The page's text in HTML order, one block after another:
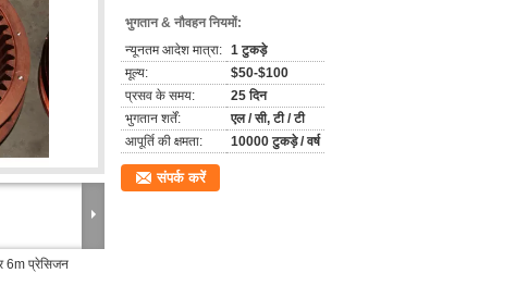
6m प्रेसिजन
भुगतान & नौवहन नियमों:
न्यूनतम आदेश मात्रा: 1 टुकड़े
मूल्य:
$50-$100
प्रसव के समय:
25 दिन
भुगतान शर्तें:
एल / सी, टी / टी
आपूर्ति की क्षमता:
10000 टुकड़े / वर्ष
संपर्क करें